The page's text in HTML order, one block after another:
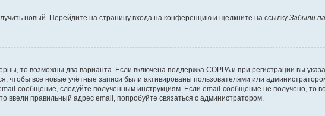
новый. Перейдите на страницу входа на конференцию и щелкните на ссылку Забыли
то возможны два варианта. Если включена поддержка COPPA и при регистрации вы
чтобы все новые учётные записи были активированы пользователями или
сообщение, следуйте полученным инструкциям. Если email-сообщение не получено, то
ввели правильный адрес email, попробуйте связаться с администратором.